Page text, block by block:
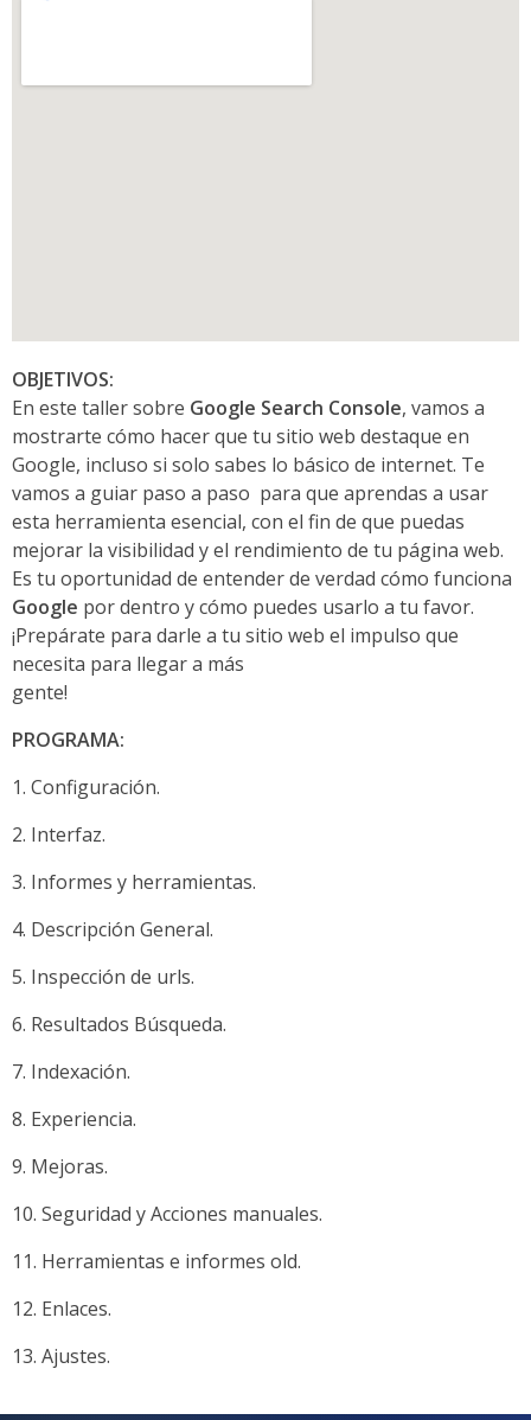
OBJETIVOS:
En este taller sobre Google Search Console, vamos a
mostrarte cómo hacer que tu sitio web destaque en
Google, incluso si solo sabes lo básico de internet. Te
vamos a guiar paso a paso para que aprendas a usar
esta herramienta esencial, con el fin de que puedas
mejorar la visibilidad y el rendimiento de tu página web.
Es tu oportunidad de entender de verdad cómo funciona
Google por dentro y cómo puedes usarlo a tu favor.
¡Prepárate para darle a tu sitio web el impulso que
necesita para llegar a más
gente!
PROGRAMA:
Configuración.
Interfaz.
Informes y herramientas.
Descripción General.
Inspección de urls.
Resultados Búsqueda.
Indexación.
Experiencia.
Mejoras.
Seguridad y Acciones manuales.
Herramientas e informes old.
Enlaces.
Ajustes.